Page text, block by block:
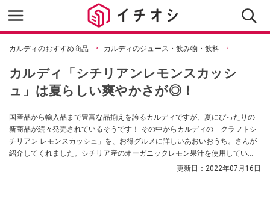
カルディのおすすめ商品 カルディのジュース・飲み物・飲料
カルディ「シチリアンレモンスカッシ
ュ」は夏らしい爽やかさが◎！
国産品から輸入品まで豊富な品揃えを誇るカルディですが、夏にぴったりの
新商品が続々発売されているそうです！ その中からカルディの「クラフトシ
チリアン レモンスカッシュ」を、お得グルメに詳しいあおいおうち。さんが
紹介してくれました。シチリア産のオーガニックレモン果汁を使用してい
て、まるでお酒のようなおしゃれな缶のデザインが目を引く夏ドリンクなん
更新日： 2022年07月16日